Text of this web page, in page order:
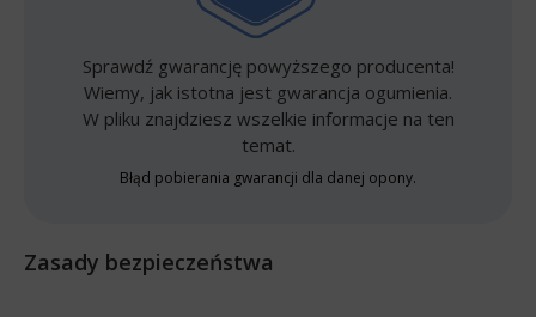
Sprawdź gwarancję powyższego producenta!
Wiemy, jak istotna jest gwarancja ogumienia.
W pliku znajdziesz wszelkie informacje na ten
temat.
Błąd pobierania gwarancji dla danej opony.
Zasady bezpieczeństwa